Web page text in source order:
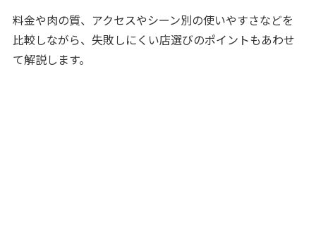
料金や肉の質、アクセスやシーン別の使いやすさなどを
比較しながら、失敗しにくい店選びのポイントもあわせ
て解説します。